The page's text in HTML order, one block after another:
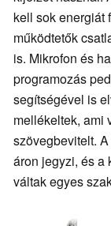
kell sok energiát
működtetők
is. Mikrofon és
programozás
segítségével is
mellékeltek, ami
szövegbevitelt.
áron jegyzi, és a
váltak egyes